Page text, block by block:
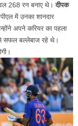
268 रन बनाए थे।दीपक
में उनका शानदार
अपने करियर का पहला
सफल बल्लेबाज रहे थे।